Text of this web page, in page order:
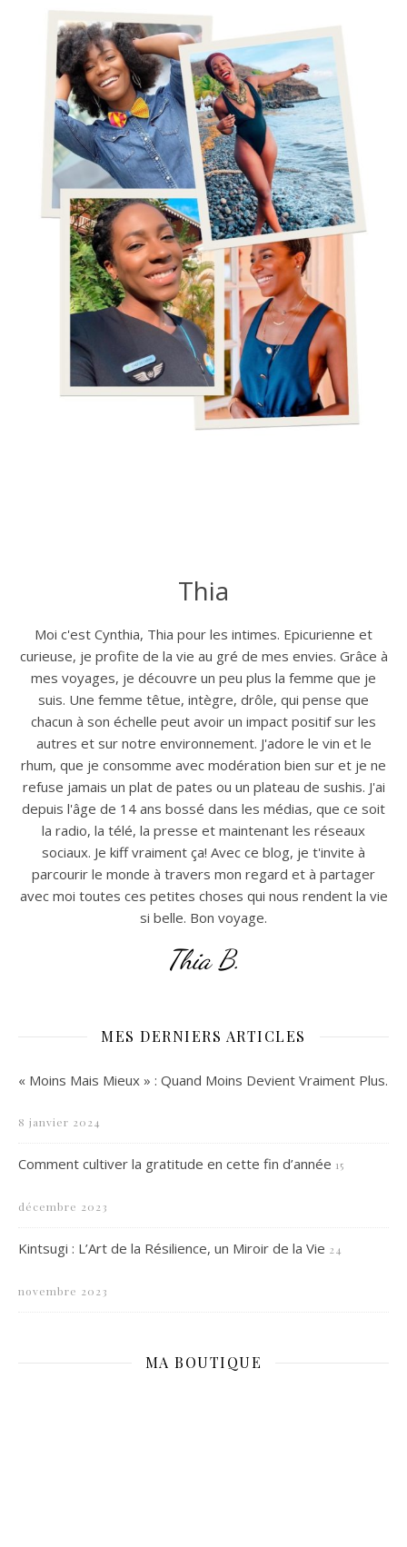
Thia
Moi c'est Cynthia, Thia pour les intimes. Epicurienne et
curieuse, je profite de la vie au gré de mes envies. Grâce à
mes voyages, je découvre un peu plus la femme que je
suis. Une femme têtue, intègre, drôle, qui pense que
chacun à son échelle peut avoir un impact positif sur les
autres et sur notre environnement. J'adore le vin et le
rhum, que je consomme avec modération bien sur et je ne
refuse jamais un plat de pates ou un plateau de sushis. J'ai
depuis l'âge de 14 ans bossé dans les médias, que ce soit
la radio, la télé, la presse et maintenant les réseaux
sociaux. Je kiff vraiment ça! Avec ce blog, je t'invite à
parcourir le monde à travers mon regard et à partager
avec moi toutes ces petites choses qui nous rendent la vie
si belle. Bon voyage.
Thia B.
MES DERNIERS ARTICLES
« Moins Mais Mieux » : Quand Moins Devient Vraiment Plus.
8 janvier 2024
Comment cultiver la gratitude en cette fin d’année 15
décembre 2023
Kintsugi : L’Art de la Résilience, un Miroir de la Vie 24
novembre 2023
MA BOUTIQUE